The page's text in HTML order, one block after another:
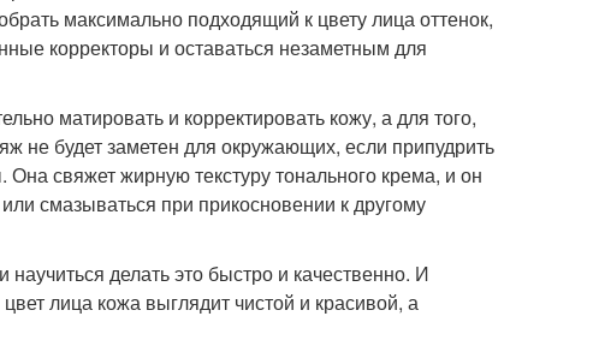
максимально подходящий к цвету лица оттенок,
корректоры и оставаться незаметным для
матировать и корректировать кожу, а для того,
не будет заметен для окружающих, если припудрить
свяжет жирную текстуру тонального крема, и он
смазываться при прикосновении к другому
делать это быстро и качественно. И
лица кожа выглядит чистой и красивой, а